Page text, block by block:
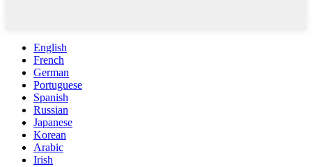
English
French
German
Portuguese
Spanish
Russian
Japanese
Korean
Arabic
Irish